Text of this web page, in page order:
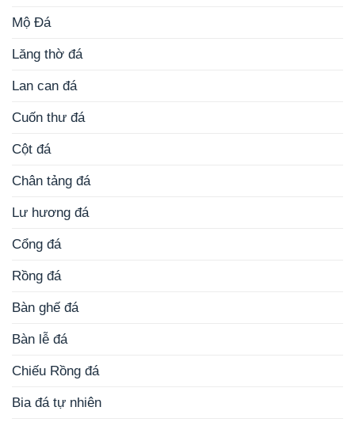
Mộ Đá
Lăng thờ đá
Lan can đá
Cuốn thư đá
Cột đá
Chân tảng đá
Lư hương đá
Cổng đá
Rồng đá
Bàn ghế đá
Bàn lễ đá
Chiếu Rồng đá
Bia đá tự nhiên